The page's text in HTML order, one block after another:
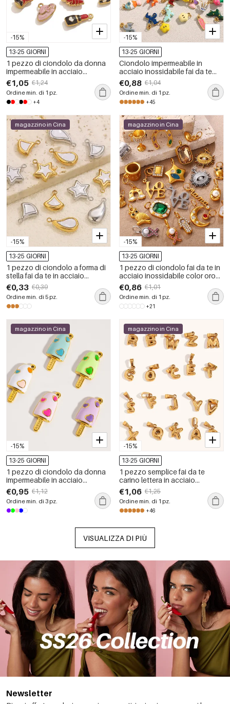
-15%
13-25 GIORNI
1 pezzo di ciondolo da donna
impermeabile in acciaio
inossidabile fai da te
€1,05 €1,24
Ordine min. di 1 pz.
+4
-15%
13-25 GIORNI
Ciondolo impermeabile in
acciaio inossidabile fai da te
con simpatico mini animale
€0,88 €1,04
Ordine min. di 1 pz.
+45
-15%
magazzino in Cina
13-25 GIORNI
1 pezzo di ciondolo a forma di
stella fai da te in acciaio
inossidabile impermeabile da
donna
€0,33 €0,39
Ordine min. di 5 pz.
-15%
magazzino in Cina
13-25 GIORNI
1 pezzo di ciondolo fai da te in
acciaio inossidabile color oro
impermeabile
€0,86 €1,01
Ordine min. di 1 pz.
+21
-15%
magazzino in Cina
13-25 GIORNI
1 pezzo di ciondolo da donna
impermeabile in acciaio
inossidabile fai da te a forma di
gelato
€0,95 €1,12
Ordine min. di 3 pz.
-15%
magazzino in Cina
13-25 GIORNI
1 pezzo semplice fai da te
carino lettera in acciaio
inossidabile impermeabile color
oro ciondolo da donna
€1,06 €1,25
Ordine min. di 1 pz.
+46
VISUALIZZA DI PIÙ
Newsletter